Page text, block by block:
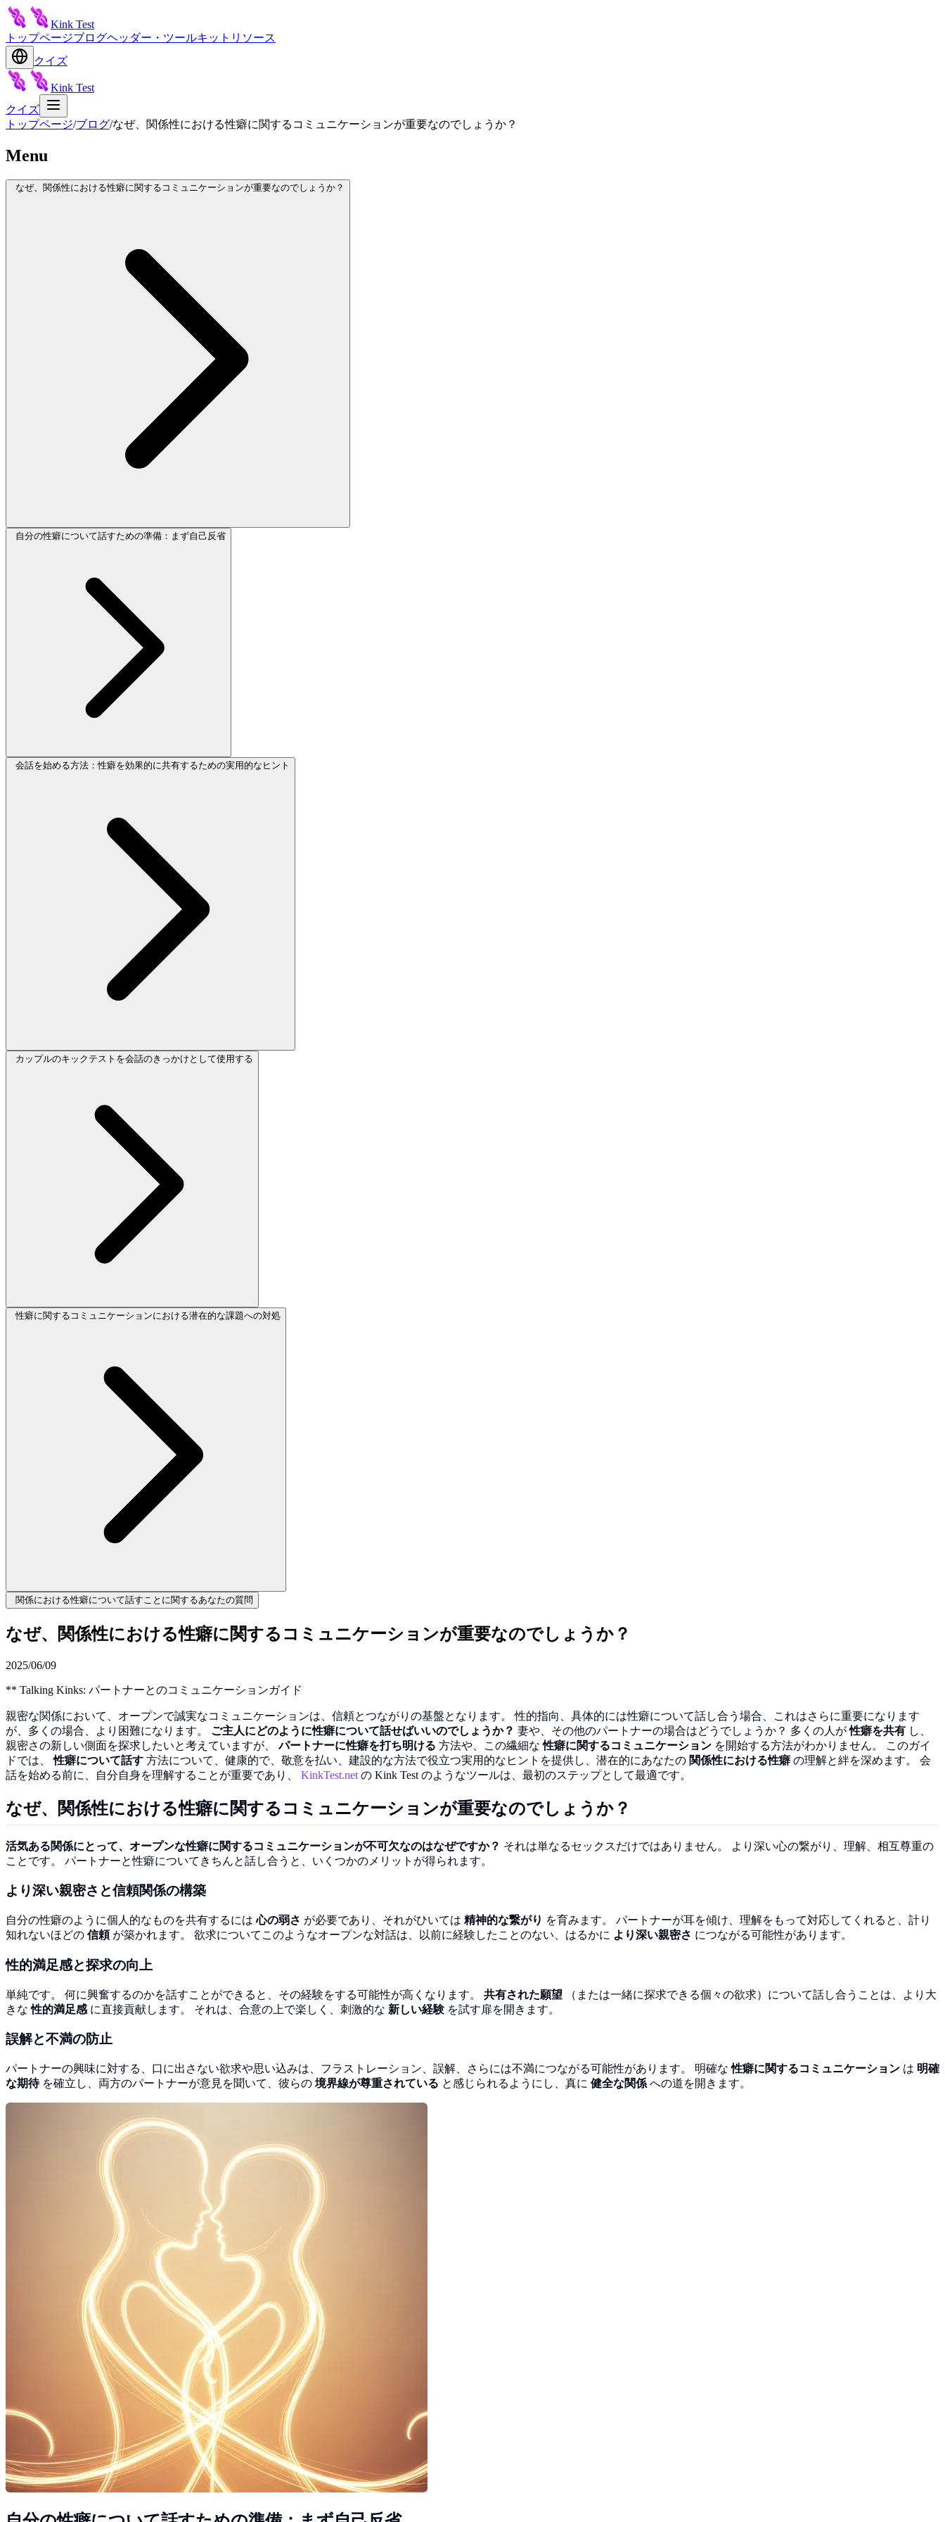
Kink Test
トップページブログヘッダー・ツールキット リソース
クイズ
Kink Test
クイズ
トップページ/ブログ/なぜ、関係性における性癖に関するコミュニケーションが重要なのでしょうか？
Menu
なぜ、関係性における性癖に関するコミュニケーションが重要なのでしょうか？
自分の性癖について話すための準備：まず自己反省
会話を始める方法：性癖を効果的に共有するための実用的なヒント
カップルのキックテストを会話のきっかけとして使用する
性癖に関するコミュニケーションにおける潜在的な課題への対処
関係における性癖について話すことに関するあなたの質問
なぜ、関係性における性癖に関するコミュニケーションが重要なのでしょうか？
2025/06/09
** Talking Kinks: パートナーとのコミュニケーションガイド
親密な関係において、オープンで誠実なコミュニケーションは、信頼とつながりの基盤となります。 性的指向、具体的には性癖について話し合う場合、これはさらに重要になります
が、多くの場合、より困難になります。 ご主人にどのように性癖について話せばいいのでしょうか？ 妻や、その他のパートナーの場合はどうでしょうか？ 多くの人が性癖を共有 し、
親密さの新しい側面を探求したいと考えていますが、パートナーに性癖を打ち明ける 方法や、この繊細な性癖に関するコミュニケーション を開始する方法がわかりません。 このガイ
ドでは、性癖について話す 方法について、健康的で、敬意を払い、建設的な方法で役立つ実用的なヒントを提供し、潜在的にあなたの 関係性における性癖 の理解と絆を深めます。 会
話を始める前に、自分自身を理解することが重要であり、 KinkTest.net の Kink Test のようなツールは、最初のステップとして最適です。
なぜ、関係性における性癖に関するコミュニケーションが重要なのでしょうか？
活気ある関係にとって、オープンな性癖に関するコミュニケーションが不可欠なのはなぜですか？ それは単なるセックスだけではありません。 より深い心の繋がり、理解、相互尊重の
ことです。 パートナーと性癖についてきちんと話し合うと、いくつかのメリットが得られます。
より深い親密さと信頼関係の構築
自分の性癖のように個人的なものを共有するには心の弱さ が必要であり、それがひいては 精神的な繋がり を育みます。 パートナーが耳を傾け、理解をもって対応してくれると、計り
知れないほどの 信頼が築かれます。 欲求についてこのようなオープンな対話は、以前に経験したことのない、はるかに より深い親密さ につながる可能性があります。
性的満足感と探求の向上
単純です。 何に興奮するのかを話すことができると、その経験をする可能性が高くなります。 共有された願望 （または一緒に探求できる個々の欲求）について話し合うことは、より大
きな性的満足感 に直接貢献します。 それは、合意の上で楽しく、刺激的な 新しい経験を試す扉を開きます。
誤解と不満の防止
パートナーの興味に対する、口に出さない欲求や思い込みは、フラストレーション、誤解、さらには不満につながる可能性があります。 明確な性癖に関するコミュニケーション は 明確
な期待を確立し、両方のパートナーが意見を聞いて、彼らの 境界線が尊重されている と感じられるようにし、真に 健全な関係 への道を開きます。